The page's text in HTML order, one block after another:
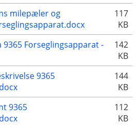
milepæler og
117
KB
9365 Forseglingsapparat -
142
KB
9365
144
KB
9365
112
KB